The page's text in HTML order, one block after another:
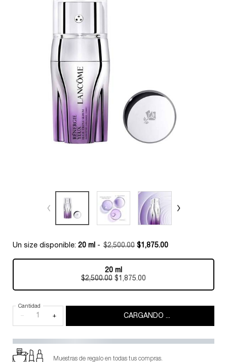
Un size disponible: 20 ml -
Old price
$2,500.00
New price
$1,875.00
Selected
20 ml
Old price
$2,500.00 New price
$1,875.00
, 1 of 1
−
Cantidad
+ CARGANDO ...
Muestras de regalo en todas tus compras.